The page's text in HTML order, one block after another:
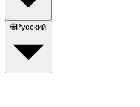
🌐Русский